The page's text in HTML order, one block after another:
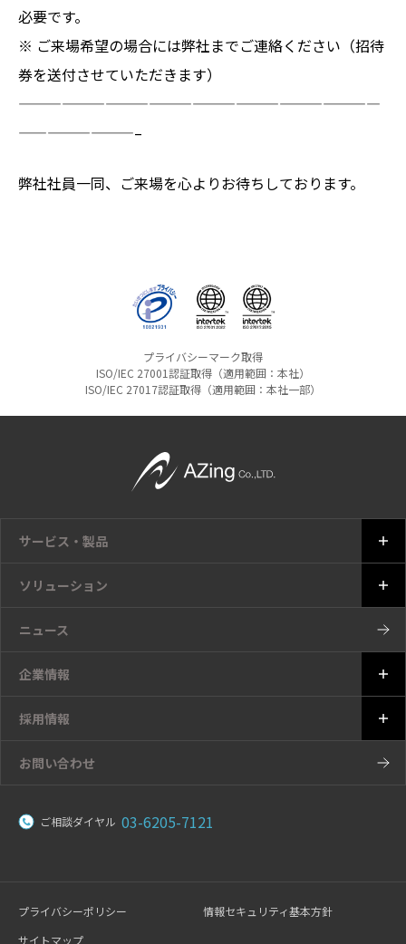
必要です。
※ ご来場希望の場合には弊社までご連絡ください（招待
券を送付させていただきます）
—————————————————————————
————————–
弊社社員一同、ご来場を心よりお待ちしております。
プライバシーマーク取得
ISO/IEC 27001認証取得（適用範囲：本社）
ISO/IEC 27017認証取得（適用範囲：本社一部）
サービス・製品
ソリューション
ニュース
企業情報
採用情報
お問い合わせ
ご相談ダイヤル 03-6205-7121
プライバシーポリシー
情報セキュリティ基本方針
サイトマップ